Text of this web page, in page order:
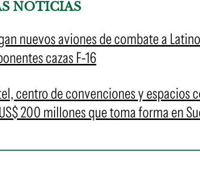
NOTICIAS
nuevos aviones de combate a
cazas F-16
centro de convenciones y espacios
200 millones que toma forma en